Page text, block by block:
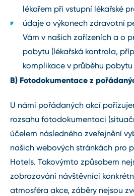
lékařem při vstupní lékařské
údaje o výkonech zdravotní
Vám v našich zařízeních a o
pobytu (lékařská kontrola,
komplikace v průběhu
B) Fotodokumentace z
U námi pořádaných akcí
rozsahu fotodokumentaci
účelem následného zveřejnění
našich webových stránkách pro
Hotels. Takovýmto způsobem
zobrazováni návštěvníci
atmosféra akce, záběry nejsou